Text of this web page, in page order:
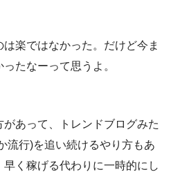
楽ではなかった。だけど今ま
たなーって思うよ。
あって、トレンドブログみた
流行)を追い続けるやり方もあ
く稼げる代わりに一時的にし